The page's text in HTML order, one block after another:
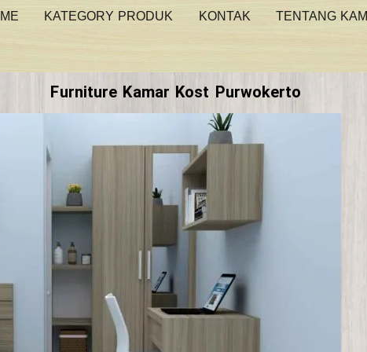
KATEGORY PRODUK KONTAK TENTANG KAMI
Furniture Kamar Kost Purwokerto